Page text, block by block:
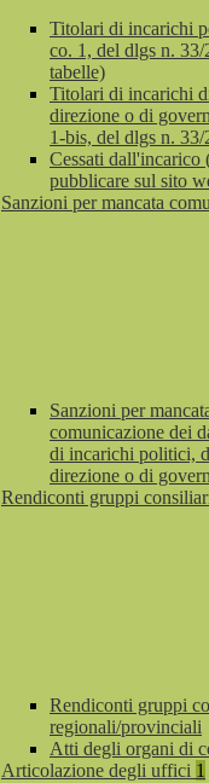
Titolari di incarichi
co. 1, del dlgs n.
tabelle)
Titolari di incarichi
direzione o di
1-bis, del dlgs n. 33/
Cessati dall'incarico
pubblicare sul sito
Sanzioni per mancata
Sanzioni per
comunicazione dei
di incarichi politici,
direzione o di
Rendiconti gruppi
Rendiconti gruppi
regionali/provinciali
Atti degli organi di
Articolazione degli uffici 1